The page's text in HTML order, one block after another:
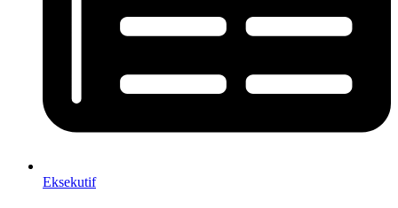
Eksekutif